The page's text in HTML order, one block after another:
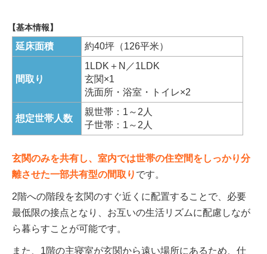
【基本情報】
延床面積 約40坪（126平米）
間取り
1LDK＋N／1LDK
玄関×1
洗面所・浴室・トイレ×2
想定世帯人数
親世帯：1～2人
子世帯：1～2人
玄関のみを共有し、室内では世帯の住空間をしっかり分
離させた一部共有型の間取り です。
2階への階段を玄関のすぐ近くに配置することで、必要
最低限の接点となり、お互いの生活リズムに配慮しなが
ら暮らすことが可能です。
また、1階の主寝室が玄関から遠い場所にあるため、仕